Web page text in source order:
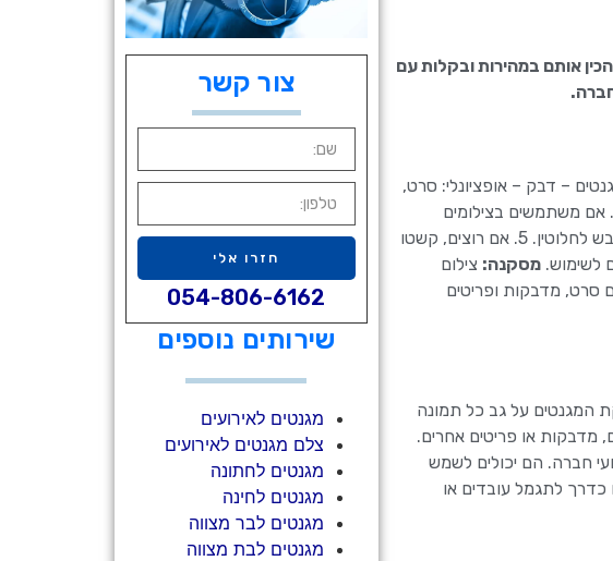
אותם במהירות ובקלות עם
– דבק – אופציונלי: סרט,
מדבקות או פריטים דקורטיביים אחרים הוראות: 1. אספו את המצרכים שלכם והניחו אותם על יצירה משטח. 2. אם משתמשים בצילומים
מודפסים, חתכו אותם לגודל הרצוי. 3. הניחו מגנט בגב כל צילום והדביקו אותו למקומו. 4. הניחו לדבק להתייבש לחלוטין. 5. אם רוצים, קשטו
מסקנה: צילום
סרט, מדבקות ופריטים
המגנטים על גב כל תמונה
מדבקות או פריטים אחרים.
חברה. הם יכולים לשמש
כדרך לתגמל עובדים או
צור קשר
חזרו אלי
054-806-6162
שירותים נוספים
מגנטים לאירועים
צלם מגנטים לאירועים
מגנטים לחתונה
מגנטים לחינה
מגנטים לבר מצווה
מגנטים לבת מצווה